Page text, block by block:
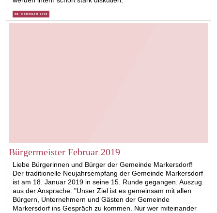
28. FEBRUAR 2019
Bürgermeister Februar 2019
Liebe Bürgerinnen und Bürger der Gemeinde Markersdorf!
Der traditionelle Neujahrsempfang der Gemeinde Markersdorf
ist am 18. Januar 2019 in seine 15. Runde gegangen. Auszug
aus der Ansprache: "Unser Ziel ist es gemeinsam mit allen
Bürgern, Unternehmern und Gästen der Gemeinde
Markersdorf ins Gespräch zu kommen. Nur wer miteinander